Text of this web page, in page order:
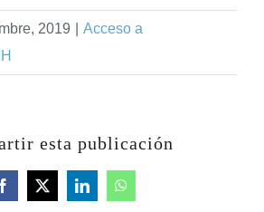
2019
Acceso a
esta publicación
Facebook
X LinkedInWhatsApp